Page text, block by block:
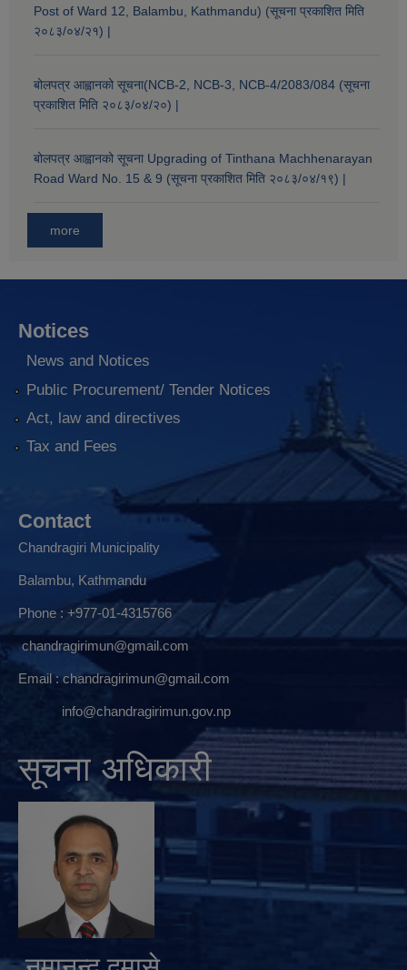
Post of Ward 12, Balambu, Kathmandu) (सूचना प्रकाशित मिति
२०८३/०४/२१) |
बोलपत्र आह्वानको सूचना(NCB-2, NCB-3, NCB-4/2083/084 (सूचना
प्रकाशित मिति २०८३/०४/२०) |
बोलपत्र आह्वानको सूचना Upgrading of Tinthana Machhenarayan
Road Ward No. 15 & 9 (सूचना प्रकाशित मिति २०८३/०४/१९) |
more
Notices
News and Notices
Public Procurement/ Tender Notices
Act, law and directives
Tax and Fees
Contact
Chandragiri Municipality
Balambu, Kathmandu
Phone : +977-01-4315766
chandragirimun@gmail.com
Email :chandragirimun@gmail.com
info@chandragirimun.gov.np
सूचना अधिकारी